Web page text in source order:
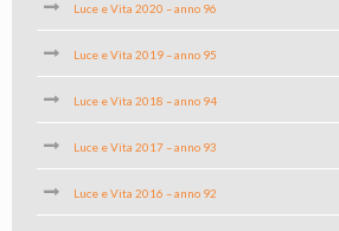
Luce e Vita 2020 – anno 96
Luce e Vita 2019 – anno 95
Luce e Vita 2018 – anno 94
Luce e Vita 2017 – anno 93
Luce e Vita 2016 – anno 92